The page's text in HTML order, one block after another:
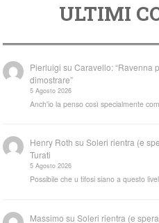
ULTIMI
Pierluigi suCaravello: “Ravenna
dimostrare”
5 Agosto 2026
Anch'io la penso così specialmente
Henry Roth suSoleri rientra (e
Turati
5 Agosto 2026
Possibile che u tifosi siano a questo
Massimo suSoleri rientra (e